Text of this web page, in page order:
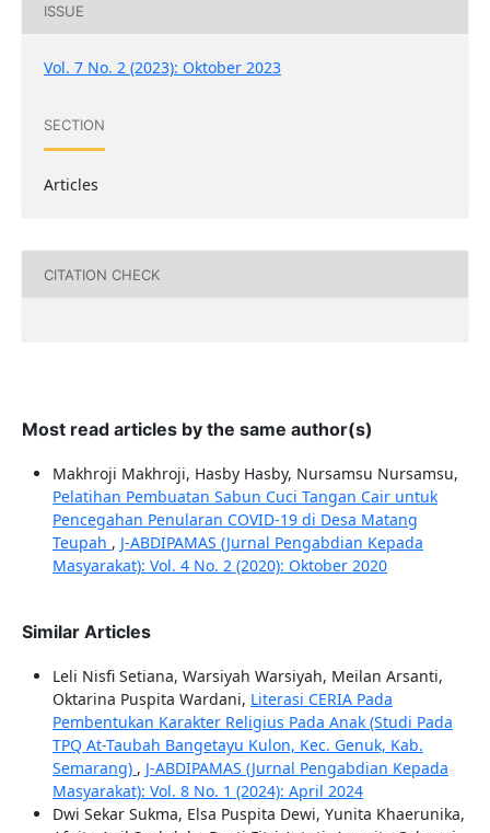
ISSUE
Vol. 7 No. 2 (2023): Oktober 2023
SECTION
Articles
CITATION CHECK
Most read articles by the same author(s)
Makhroji Makhroji, Hasby Hasby, Nursamsu Nursamsu,
Pelatihan Pembuatan Sabun Cuci Tangan Cair untuk
Pencegahan Penularan COVID-19 di Desa Matang
Teupah , J-ABDIPAMAS (Jurnal Pengabdian Kepada
Masyarakat): Vol. 4 No. 2 (2020): Oktober 2020
Similar Articles
Leli Nisfi Setiana, Warsiyah Warsiyah, Meilan Arsanti,
Oktarina Puspita Wardani, Literasi CERIA Pada
Pembentukan Karakter Religius Pada Anak (Studi Pada
TPQ At-Taubah Bangetayu Kulon, Kec. Genuk, Kab.
Semarang) , J-ABDIPAMAS (Jurnal Pengabdian Kepada
Masyarakat): Vol. 8 No. 1 (2024): April 2024
Dwi Sekar Sukma, Elsa Puspita Dewi, Yunita Khaerunika,